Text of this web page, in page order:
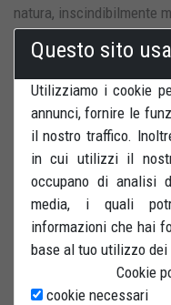
natura, inscindibilmente
g) la fornitura di
concordato al momento
vendita, la cui consegna
e il cui valore effettivo
non possono essere
h) i contratti in cui il
una visita da parte del
di lavori urgenti di
occasione di tale visita,
a quelli specificamente
dai pezzi di ricambio
o le riparazioni, il diritto
Questo sito
Utilizziamo i cookie
annunci, fornire le
il nostro traffico.
in cui utilizzi il
occupano di analisi
media, i quali
informazioni che hai
base al tuo utilizzo dei
Cookie
cookie necessari